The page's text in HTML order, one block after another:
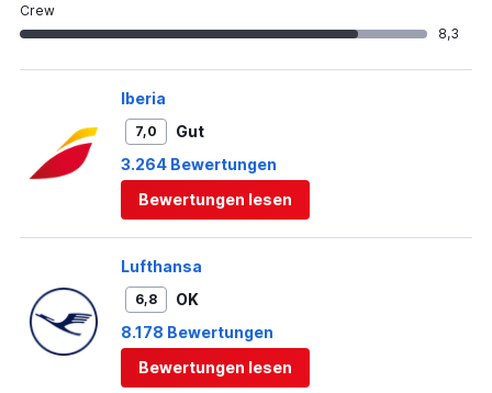
Crew
8,3
Iberia
7,0
Gut
3.264 Bewertungen
Bewertungen lesen
Lufthansa
6,8
OK
8.178 Bewertungen
Bewertungen lesen